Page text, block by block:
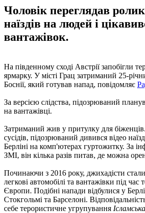
Чоловік переглядав
наїздів на людей і
вантажівок.
На південному сході Австрії запобігли
ярмарку. У місті Грац затриманий 25-
Боснії, який готував напад, повідомляє
За версією слідства, підозрюваний
на вантажівці.
Затриманий жив у притулку для
сусідів, підозрюваний дивився відео
Берліні на комп'ютерах гуртожитку. За
ЗМІ, він кілька разів питав, де можна
Починаючи з 2016 року, джихадісти
легкові автомобілі та вантажівки під час
Європи. Подібні напади відбулися у
Стокгольмі та Барселоні.
себе терористичне угрупування